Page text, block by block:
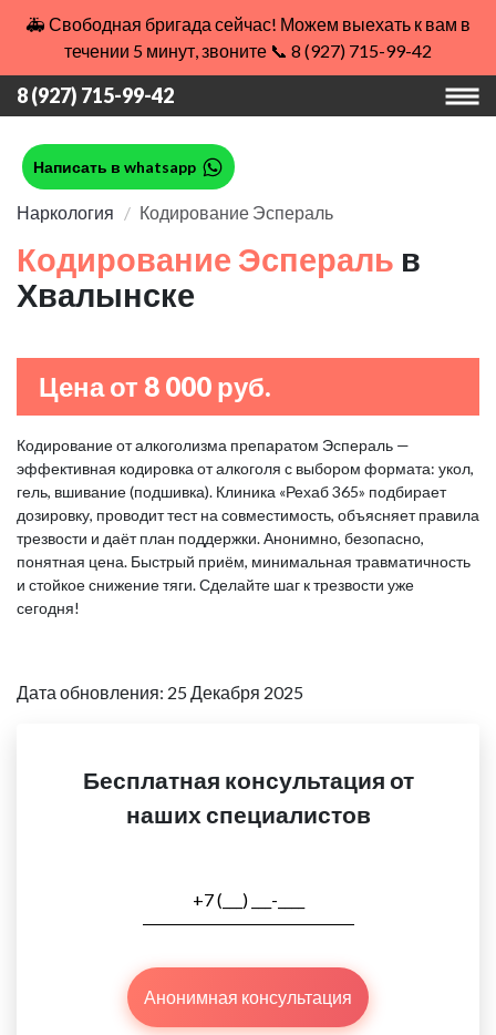
🚑 Свободная бригада сейчас! Можем выехать к вам в
течении 5 минут, звоните 📞 8 (927) 715-99-42
8 (927) 715-99-42
Написать в whatsapp
Наркология Кодирование Эспераль
Кодирование Эспераль в
Хвалынске
Цена от 8 000 руб.
Кодирование от алкоголизма препаратом Эспераль —
эффективная кодировка от алкоголя с выбором формата: укол,
гель, вшивание (подшивка). Клиника «Рехаб 365» подбирает
дозировку, проводит тест на совместимость, объясняет правила
трезвости и даёт план поддержки. Анонимно, безопасно,
понятная цена. Быстрый приём, минимальная травматичность
и стойкое снижение тяги. Сделайте шаг к трезвости уже
сегодня!
Дата обновления: 25 Декабря 2025
Бесплатная консультация от
наших специалистов
Анонимная консультация